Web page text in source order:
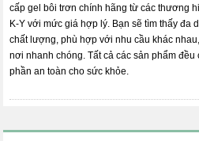
cấp gel bôi trơn chính hãng từ các thương
K-Y với mức giá hợp lý. Bạn sẽ tìm thấy đa
chất lượng, phù hợp với nhu cầu khác
nơi nhanh chóng. Tất cả các sản phẩm
phần an toàn cho sức khỏe.